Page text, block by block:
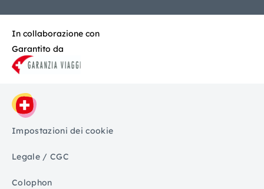
In collaborazione con
Garantito da
Impostazioni dei cookie
Legale / CGC
Colophon